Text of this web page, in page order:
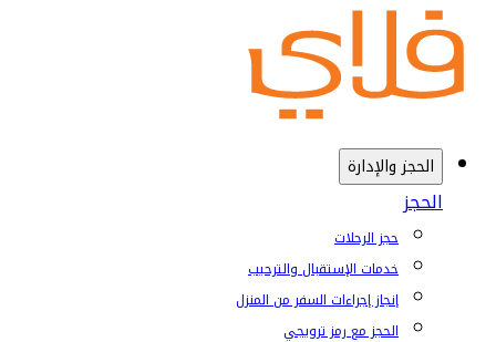
الحجز والإدارة
الحجز
حجز الرحلات
خدمات الإستقبال والترحيب
إنجاز إجراءات السفر من المنزل
الحجز مع رمز ترويجي